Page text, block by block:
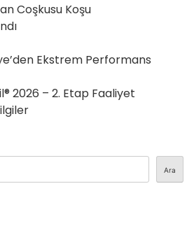
Coşkusu Koşu
Ekstrem Performans
2026 – 2. Etap Faaliyet
Ara